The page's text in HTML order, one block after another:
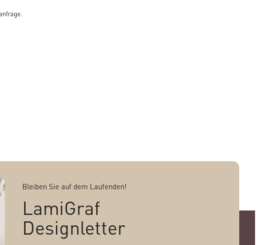
Bleiben Sie auf dem Laufenden!
LamiGraf
Designletter